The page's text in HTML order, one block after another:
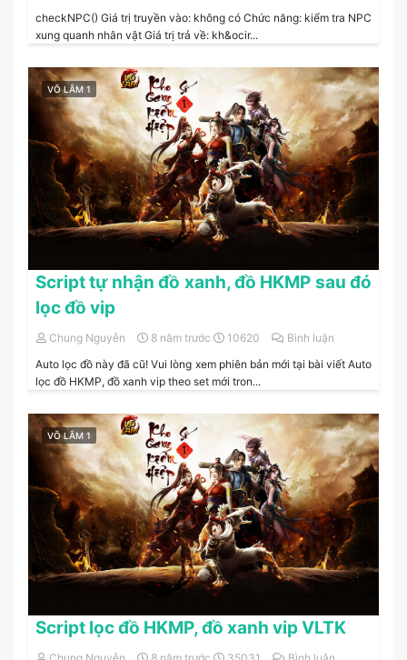
checkNPC() Giá trị truyền vào: không có Chức năng: kiểm tra NPC
xung quanh nhân vật Giá trị trả về: kh&ocir...
VÕ LÂM 1
Script tự nhận đồ xanh, đồ HKMP sau đó
lọc đồ vip
Chung Nguyễn 8 năm trước 10620
Bình luận
Auto lọc đồ này đã cũ! Vui lòng xem phiên bản mới tại bài viết Auto
lọc đồ HKMP, đồ xanh vip theo set mới tron...
VÕ LÂM 1
Script lọc đồ HKMP, đồ xanh vip VLTK